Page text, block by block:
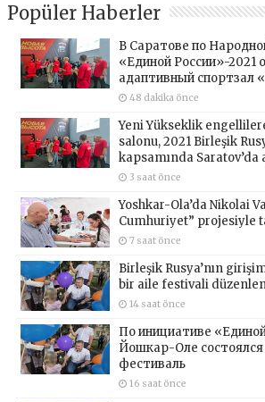
Popüler Haberler
В Саратове по
«Единой России»-2021
адаптивный спортзал
48 dakika önce
Yeni Yükseklik
salonu, 2021 Birleşik
kapsamında Saratov’da
3 saat önce
Yoshkar-Ola’da Nikolai
Cumhuriyet” projesiyle
7 saat önce
Birleşik Rusya’nın
bir aile festivali
14 saat önce
По инициативе
Йошкар-Оле
фестиваль
16 saat önce